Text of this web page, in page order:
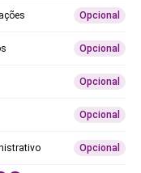
Opcional
Opcional
Opcional
Opcional
Opcional